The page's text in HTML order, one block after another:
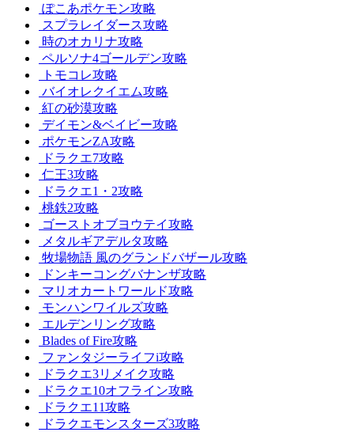
ぽこあポケモン攻略
スプラレイダース攻略
時のオカリナ攻略
ペルソナ4ゴールデン攻略
トモコレ攻略
バイオレクイエム攻略
紅の砂漠攻略
デイモン&ベイビー攻略
ポケモンZA攻略
ドラクエ7攻略
仁王3攻略
ドラクエ1・2攻略
桃鉄2攻略
ゴーストオブヨウテイ攻略
メタルギアデルタ攻略
牧場物語 風のグランドバザール攻略
ドンキーコングバナンザ攻略
マリオカートワールド攻略
モンハンワイルズ攻略
エルデンリング攻略
Blades of Fire攻略
ファンタジーライフi攻略
ドラクエ3リメイク攻略
ドラクエ10オフライン攻略
ドラクエ11攻略
ドラクエモンスターズ3攻略